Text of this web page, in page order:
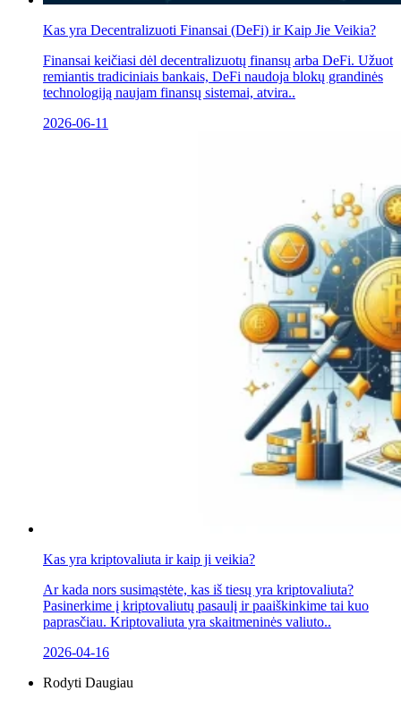
Kas yra Decentralizuoti Finansai (DeFi) ir Kaip Jie Veikia?
Finansai keičiasi dėl decentralizuotų finansų arba DeFi. Užuot
remiantis tradiciniais bankais, DeFi naudoja blokų grandinės
technologiją naujam finansų sistemai, atvira..
2026-06-11
Kas yra kriptovaliuta ir kaip ji veikia?
Ar kada nors susimąstėte, kas iš tiesų yra kriptovaliuta?
Pasinerkime į kriptovaliutų pasaulį ir paaiškinkime tai kuo
paprasčiau. Kriptovaliuta yra skaitmeninės valiuto..
2026-04-16
Rodyti Daugiau